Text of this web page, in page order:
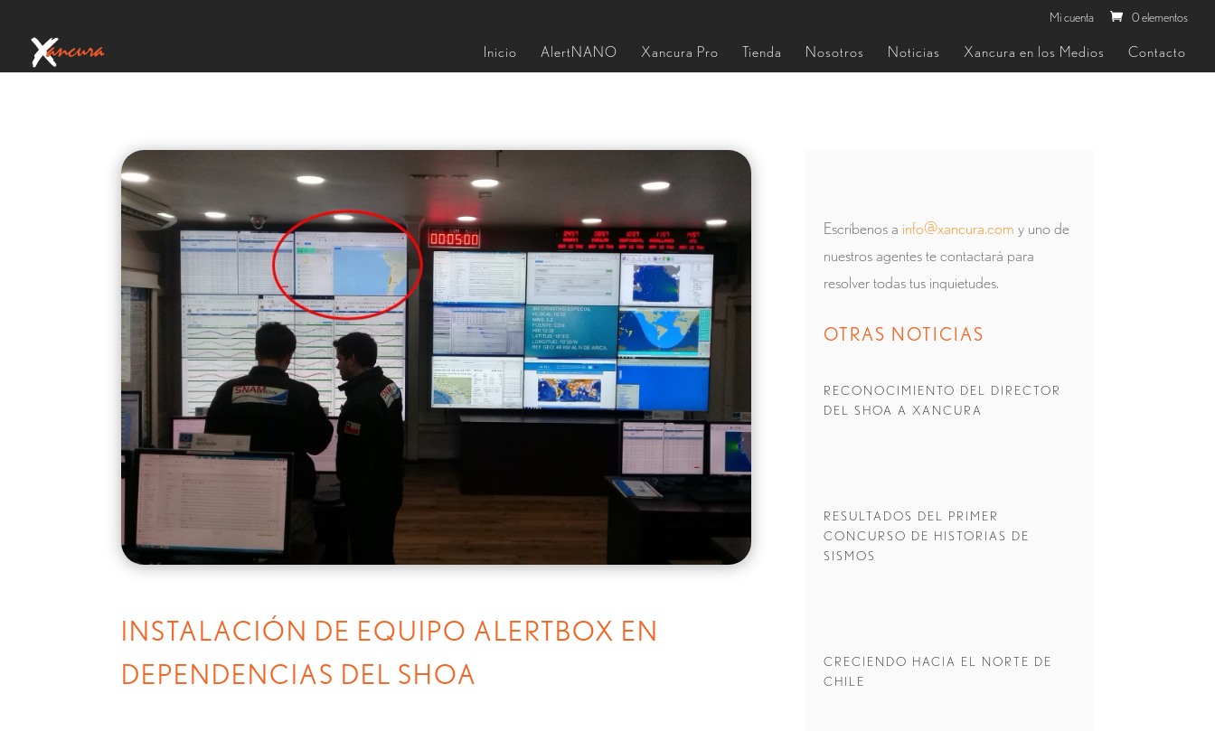
Mi cuenta 0 elementos
Inicio AlertNANO Xancura Pro Tienda Nosotros Noticias Xancura en los Medios Contacto
INSTALACIÓN DE EQUIPO ALERTBOX EN
DEPENDENCIAS DEL SHOA
Escríbenos a info@xancura.com y uno de
nuestros agentes te contactará para
resolver todas tus inquietudes.
OTRAS NOTICIAS
RECONOCIMIENTO DEL DIRECTOR
DEL SHOA A XANCURA
RESULTADOS DEL PRIMER
CONCURSO DE HISTORIAS DE
SISMOS
CRECIENDO HACIA EL NORTE DE
CHILE